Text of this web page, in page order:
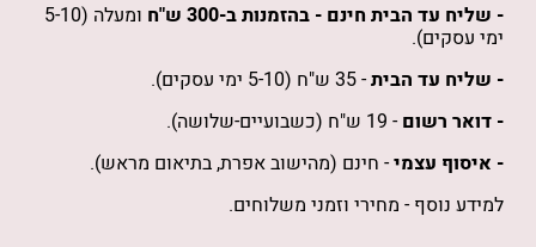
- שליח עד הבית חינם - בהזמנותב-300 ש"ח ומעלה (5-10
ימי עסקים).
- שליח עד הבית- 35 ש"ח (5-10 ימי עסקים).
- דואר רשום- 19 ש"ח (כשבועיים-שלושה).
- איסוף עצמי- חינם (מהישוב אפרת, בתיאום מראש).
למידע נוסף - מחירי וזמני משלוחים.